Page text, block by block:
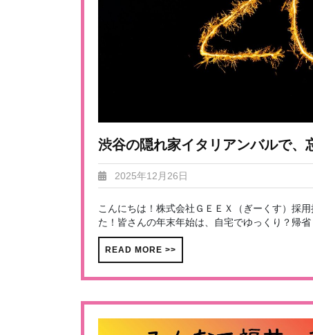
渋谷の隠れ家イタリアンバルで、
2025年12月26日
こんにちは！株式会社ＧＥＥＸ（ぎーくす）採
た！皆さんの年末年始は、自宅でゆっくり？帰
READ MORE >>